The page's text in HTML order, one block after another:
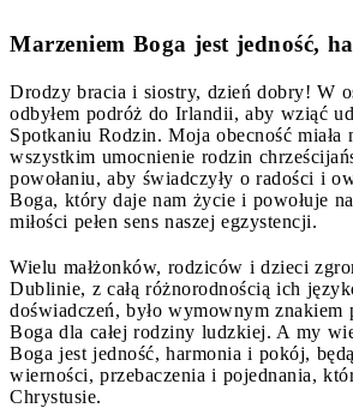
Marzeniem Boga jest jedność,
Drodzy bracia i siostry, dzień dobry! W
odbyłem podróż do Irlandii, aby wziąć
Spotkaniu Rodzin. Moja obecność miała
wszystkim umocnienie rodzin
powołaniu, aby świadczyły o radości i
Boga, który daje nam życie i powołuje
miłości pełen sens naszej egzystencji.
Wielu małżonków, rodziców i dzieci
Dublinie, z całą różnorodnością ich
doświadczeń, było wymownym znakiem
Boga dla całej rodziny ludzkiej. A my
Boga jest jedność, harmonia i pokój,
wierności, przebaczenia i pojednania,
Chrystusie.